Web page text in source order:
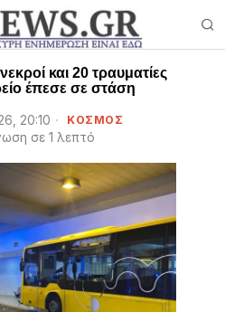
και 20 τραυματίες
έπεσε σε στάση
20:10 ΚΟΣΜΟΣ
σε 1 λεπτό